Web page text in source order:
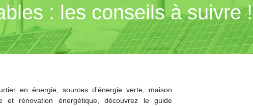
: les conseils à suivre !
en énergie, sources d’énergie verte, maison
et rénovation énergétique, découvrez le guide